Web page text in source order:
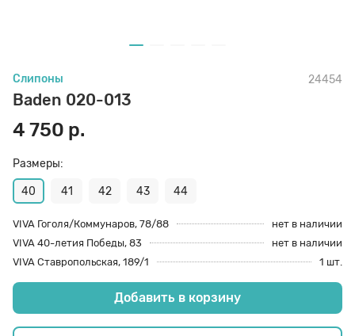
Слипоны 24454
Baden 020-013
4 750 р.
Размеры:
40 41 42 43 44
VIVA Гоголя/Коммунаров, 78/88
нет в наличии
VIVA 40-летия Победы, 83
нет в наличии
VIVA Ставропольская, 189/1
1 шт.
Добавить в корзину
8 den
Полустельки
Пропитка
Пяткоудерживатели
Растяжитель и Очиститель